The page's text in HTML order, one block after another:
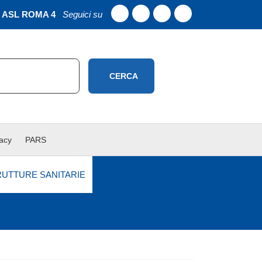
ASL ROMA 4 Seguici su
CERCA
PARS
SANITARIE